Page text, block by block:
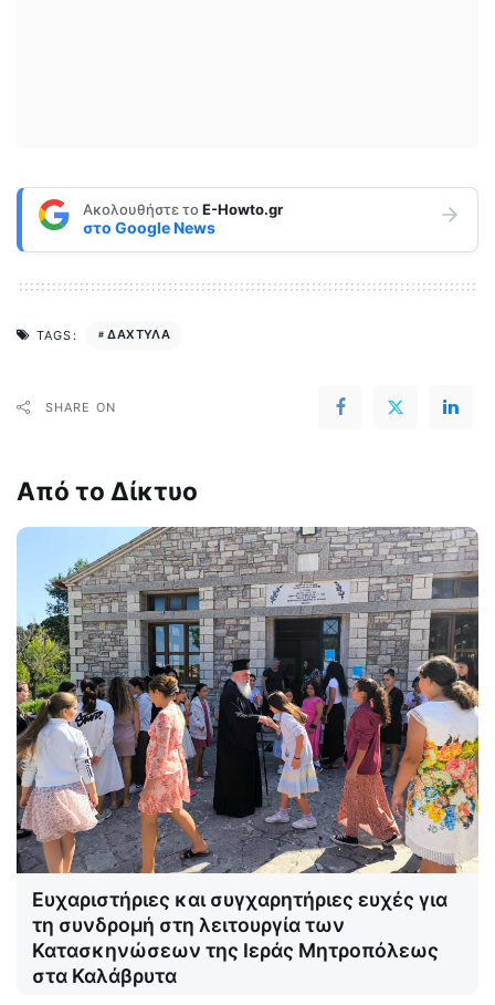
Ακολουθήστε τοE-Howto.gr
στο Google News
TAGS: ΔΑΧΤΥΛΑ
SHARE ON
Από το Δίκτυο
Ευχαριστήριες και συγχαρητήριες ευχές για
τη συνδρομή στη λειτουργία των
Κατασκηνώσεων της Ιεράς Μητροπόλεως
στα Καλάβρυτα